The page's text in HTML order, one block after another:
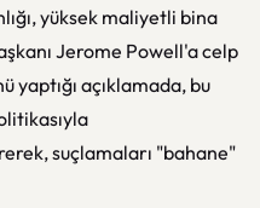
yüksek maliyetli bina
Jerome Powell'a celp
açıklamada, bu
suçlamaları "bahane"